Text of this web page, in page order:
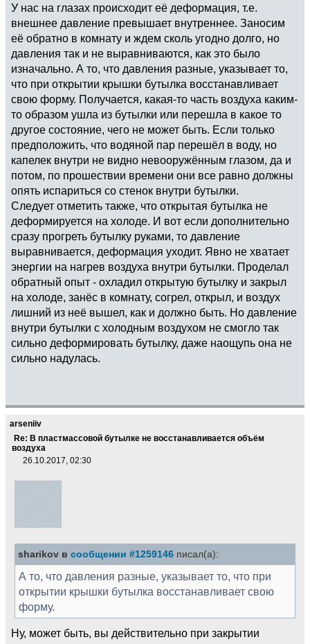
У нас на глазах происходит её деформация, т.е.
внешнее давление превышает внутреннее. Заносим
её обратно в комнату и ждем сколь угодно долго, но
давления так и не выравниваются, как это было
изначально. А то, что давления разные, указывает то,
что при открытии крышки бутылка восстанавливает
свою форму. Получается, какая-то часть воздуха каким-
то образом ушла из бутылки или перешла в какое то
другое состояние, чего не может быть. Если только
предположить, что водяной пар перешёл в воду, но
капелек внутри не видно невооружённым глазом, да и
потом, по прошествии времени они все равно должны
опять испариться со стенок внутри бутылки.
Следует отметить также, что открытая бутылка не
деформируется на холоде. И вот если дополнительно
сразу прогреть бутылку руками, то давление
выравнивается, деформация уходит. Явно не хватает
энергии на нагрев воздуха внутри бутылки. Проделал
обратный опыт - охладил открытую бутылку и закрыл
на холоде, занёс в комнату, согрел, открыл, и воздух
лишний из неё вышел, как и должно быть. Но давление
внутри бутылки с холодным воздухом не смогло так
сильно деформировать бутылку, даже наощупь она не
сильно надулась.
arseniiv
Re: В пластмассовой бутылке не восстанавливается объём
воздуха
26.10.2017, 02:30
sharikov в сообщении #1259146 писал(а):
А то, что давления разные, указывает то, что при
открытии крышки бутылка восстанавливает свою
форму.
Ну, может быть, вы действительно при закрытии